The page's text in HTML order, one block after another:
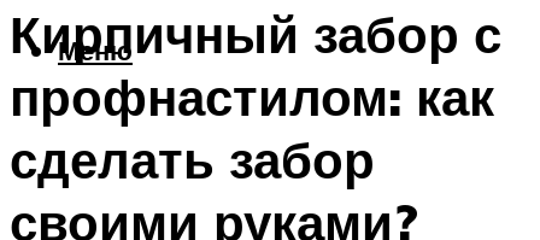
Меню
Кирпичный забор с
профнастилом: как
сделать забор
своими руками?